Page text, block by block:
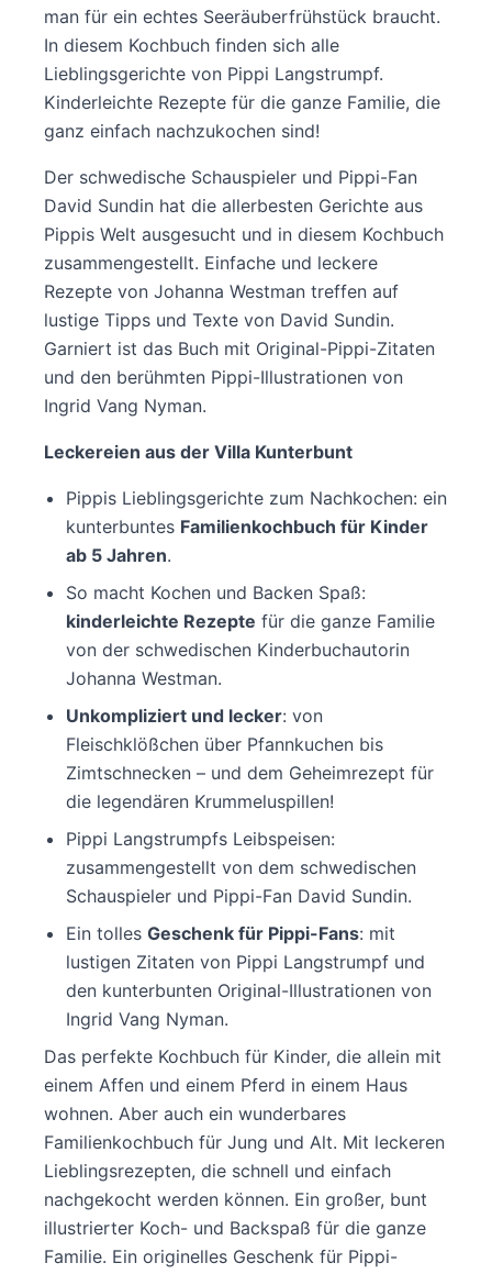
man für ein echtes Seeräuberfrühstück braucht.
In diesem Kochbuch finden sich alle
Lieblingsgerichte von Pippi Langstrumpf.
Kinderleichte Rezepte für die ganze Familie, die
ganz einfach nachzukochen sind!
Der schwedische Schauspieler und Pippi-Fan
David Sundin hat die allerbesten Gerichte aus
Pippis Welt ausgesucht und in diesem Kochbuch
zusammengestellt. Einfache und leckere
Rezepte von Johanna Westman treffen auf
lustige Tipps und Texte von David Sundin.
Garniert ist das Buch mit Original-Pippi-Zitaten
und den berühmten Pippi-Illustrationen von
Ingrid Vang Nyman.
Leckereien aus der Villa Kunterbunt
Pippis Lieblingsgerichte zum Nachkochen: ein
kunterbuntes Familienkochbuch für Kinder
ab 5 Jahren.
So macht Kochen und Backen Spaß:
kinderleichte Rezepte für die ganze Familie
von der schwedischen Kinderbuchautorin
Johanna Westman.
Unkompliziert und lecker: von
Fleischklößchen über Pfannkuchen bis
Zimtschnecken – und dem Geheimrezept für
die legendären Krummeluspillen!
Pippi Langstrumpfs Leibspeisen:
zusammengestellt von dem schwedischen
Schauspieler und Pippi-Fan David Sundin.
Ein tolles Geschenk für Pippi-Fans: mit
lustigen Zitaten von Pippi Langstrumpf und
den kunterbunten Original-Illustrationen von
Ingrid Vang Nyman.
Das perfekte Kochbuch für Kinder, die allein mit
einem Affen und einem Pferd in einem Haus
wohnen. Aber auch ein wunderbares
Familienkochbuch für Jung und Alt. Mit leckeren
Lieblingsrezepten, die schnell und einfach
nachgekocht werden können. Ein großer, bunt
illustrierter Koch- und Backspaß für die ganze
Familie. Ein originelles Geschenk für Pippi-